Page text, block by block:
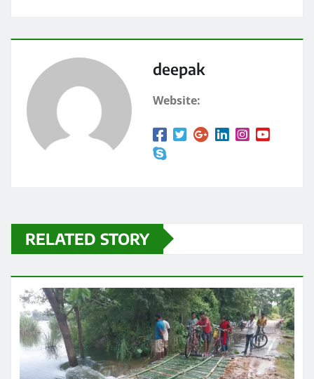
k
n
deepak
Website:
RELATED STORY